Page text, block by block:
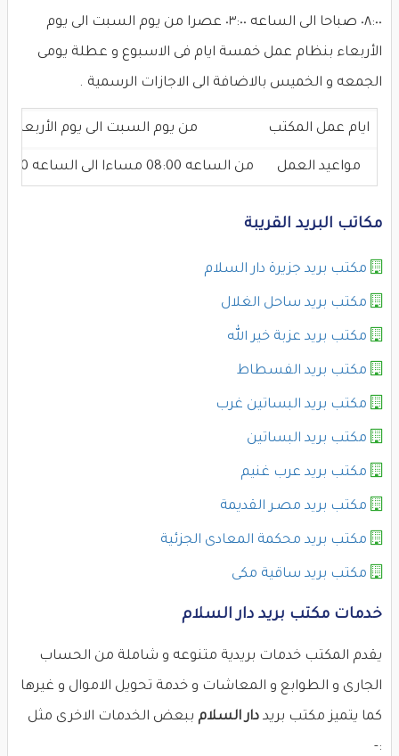
٠٨:٠٠ صباحا الى الساعه ٠٣:٠٠ عصرا من يوم السبت الى يوم
الأربعاء بنظام عمل خمسة ايام فى الاسبوع و عطلة يومى
الجمعه و الخميس بالاضافة الى الاجازات الرسمية .
ايام عمل المكتب من يوم السبت الى يوم الأربعاء
مواعيد العمل من الساعه 08:00 مساءا الى الساعه 03:00 عصرا
مكاتب البريد القريبة
مكتب بريد جزيرة دار السلام
مكتب بريد ساحل الغلال
مكتب بريد عزبة خير الله
مكتب بريد الفسطاط
مكتب بريد البساتين غرب
مكتب بريد البساتين
مكتب بريد عرب غنيم
مكتب بريد مصـر القديمة
مكتب بريد محكمة المعادى الجزئية
مكتب بريد ساقية مكى
خدمات مكتب بريد دار السلام
يقدم المكتب خدمات بريدية متنوعه و شاملة من الحساب
الجارى و الطوابع و المعاشات و خدمة تحويل الاموال و غيرها
كما يتميز مكتب بريد دار السلام ببعض الخدمات الاخرى مثل
:-